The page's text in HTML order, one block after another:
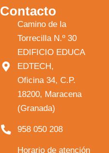
Contacto
Camino de la
Torrecilla N.º 30
EDIFICIO EDUCA
EDTECH,
Oficina 34, C.P.
18200, Maracena
(Granada)
958 050 208
Horario de atención